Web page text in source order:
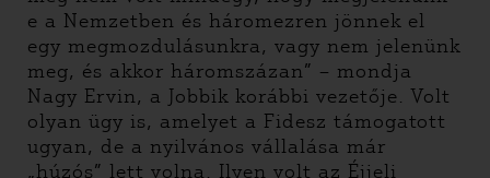
e a Nemzetben és háromezren jönnek el
egy megmozdulásunkra, vagy nem jelenünk
meg, és akkor háromszázan” – mondja
Nagy Ervin, a Jobbik korábbi vezetője. Volt
olyan ügy is, amelyet a Fidesz támogatott
ugyan, de a nyilvános vállalása már
„húzós” lett volna. Ilyen volt az Éjjeli